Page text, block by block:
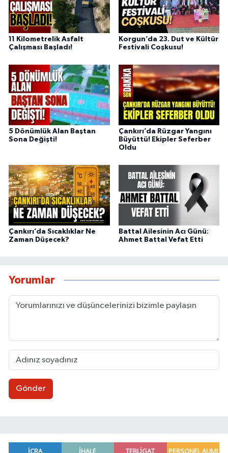
11 Kilometrelik Asfalt
Çalışması Başladı!
Korgun’da 23. Dut ve Kültür
Festivali Coşkusu!
5 Dönümlük Alan Baştan
Sona Değişti!
Çankırı’da Rüzgar Yangını
Büyüttü! Ekipler Seferber
Oldu
Çankırı’da Sıcaklıklar Ne
Zaman Düşecek?
Battal Ailesinin Acı Günü:
Ahmet Battal Vefat Etti
Yorumlar
Gönder